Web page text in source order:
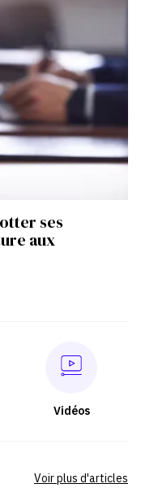
ses
aux
Vidéos
Voir plus d'articles